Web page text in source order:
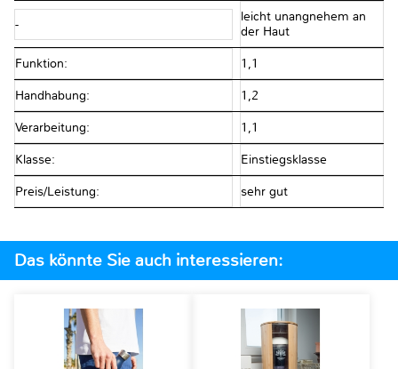
-
leicht unangnehem an
der Haut
Funktion: 1,1
Handhabung: 1,2
Verarbeitung: 1,1
Klasse: Einstiegsklasse
Preis/Leistung: sehr gut
Das könnte Sie auch interessieren: